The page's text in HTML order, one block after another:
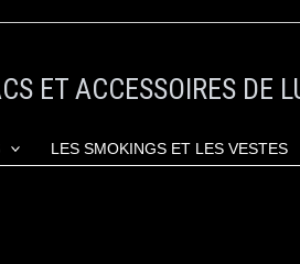
ET ACCESSOIRES DE
LES SMOKINGS ET LES VESTES